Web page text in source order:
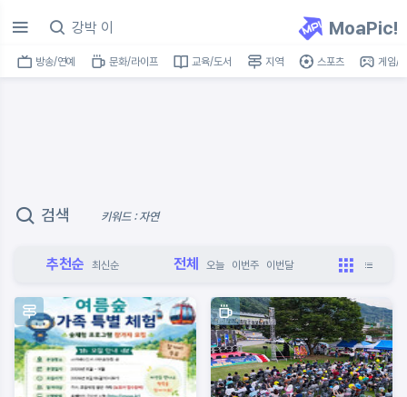
MoaPic!
방송/연예 문화/라이프 교육/도서 지역 스포츠 게임/
검색 키워드 : 자연
추천순 최신순 전체 오늘 이번주 이번달